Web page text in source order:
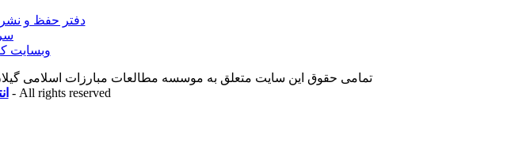
دفتر حفظ و نشر
وبسایت
تمامی حقوق این سایت متعلق به موسسه مطالعات مبارزات اسلامی
2015-2016 - All rights reserved